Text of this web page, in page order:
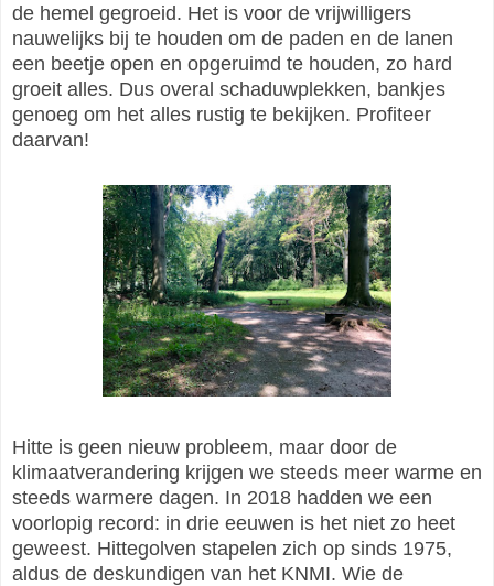
de hemel gegroeid. Het is voor de vrijwilligers
nauwelijks bij te houden om de paden en de lanen
een beetje open en opgeruimd te houden, zo hard
groeit alles. Dus overal schaduwplekken, bankjes
genoeg om het alles rustig te bekijken. Profiteer
daarvan!
Hitte is geen nieuw probleem, maar door de
klimaatverandering krijgen we steeds meer warme en
steeds warmere dagen. In 2018 hadden we een
voorlopig record: in drie eeuwen is het niet zo heet
geweest. Hittegolven stapelen zich op sinds 1975,
aldus de deskundigen van het KNMI. Wie de